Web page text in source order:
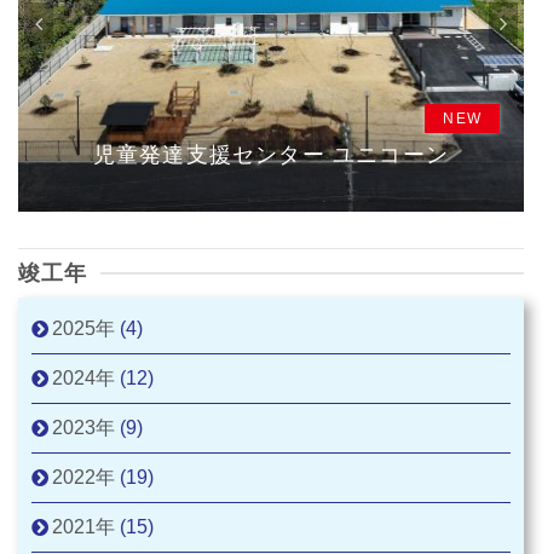
児童発達支援センター ユニコーン
竣工年
2025年 (4)
2024年 (12)
2023年 (9)
2022年 (19)
2021年 (15)